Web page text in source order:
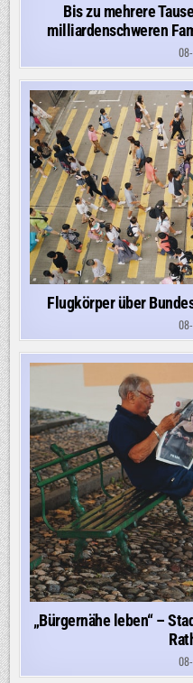
Bis zu mehrere
milliardenschweren
Flugkörper über
„Bürgernähe leben“ –